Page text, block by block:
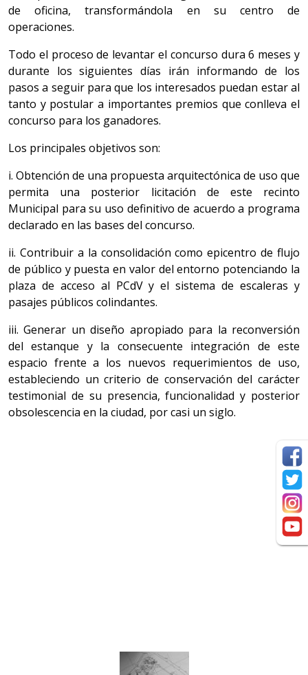
de oficina, transformándola en su centro de
operaciones.
Todo el proceso de levantar el concurso dura 6 meses y
durante los siguientes días irán informando de los
pasos a seguir para que los interesados puedan estar al
tanto y postular a importantes premios que conlleva el
concurso para los ganadores.
Los principales objetivos son:
i. Obtención de una propuesta arquitectónica de uso que
permita una posterior licitación de este recinto
Municipal para su uso definitivo de acuerdo a programa
declarado en las bases del concurso.
ii. Contribuir a la consolidación como epicentro de flujo
de público y puesta en valor del entorno potenciando la
plaza de acceso al PCdV y el sistema de escaleras y
pasajes públicos colindantes.
iii. Generar un diseño apropiado para la reconversión
del estanque y la consecuente integración de este
espacio frente a los nuevos requerimientos de uso,
estableciendo un criterio de conservación del carácter
testimonial de su presencia, funcionalidad y posterior
obsolescencia en la ciudad, por casi un siglo.